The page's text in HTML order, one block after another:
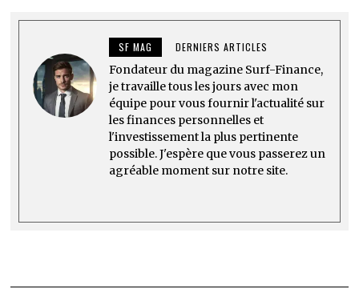
SF MAG DERNIERS ARTICLES
Fondateur du magazine Surf-Finance,
je travaille tous les jours avec mon
équipe pour vous fournir l'actualité sur
les finances personnelles et
l'investissement la plus pertinente
possible. J'espère que vous passerez un
agréable moment sur notre site.